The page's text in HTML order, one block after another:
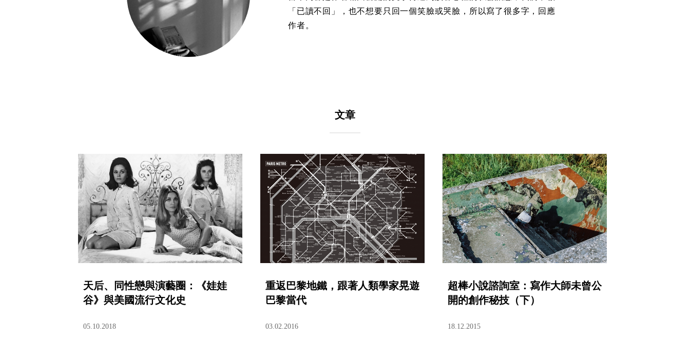
「已讀不回」，也不想要只回一個笑臉或哭臉， 所以寫了很多字，回應
作者。
文章
天后、同性戀與演藝圈：《娃娃
谷》與美國流行文化史
05.10.2018
重返巴黎地鐵，跟著人類學家晃遊
巴黎當代
03.02.2016
超棒小說諮詢室：寫作大師未曾公
開的創作秘技（下）
18.12.2015